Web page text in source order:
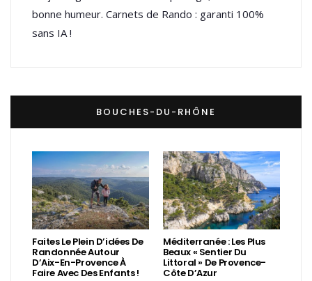
bonne humeur. Carnets de Rando : garanti 100%
sans IA !
BOUCHES-DU-RHÔNE
Faites Le Plein D’idées De
Randonnée Autour
D’Aix-En-Provence À
Faire Avec Des Enfants !
Méditerranée : Les Plus
Beaux « Sentier Du
Littoral » De Provence-
Côte D’Azur